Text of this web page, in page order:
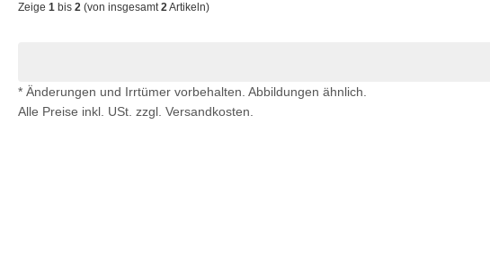
Zeige 1 bis 2 (von insgesamt2Artikeln)
* Änderungen und Irrtümer vorbehalten. Abbildungen ähnlich.
Alle Preise inkl. USt. zzgl. Versandkosten.